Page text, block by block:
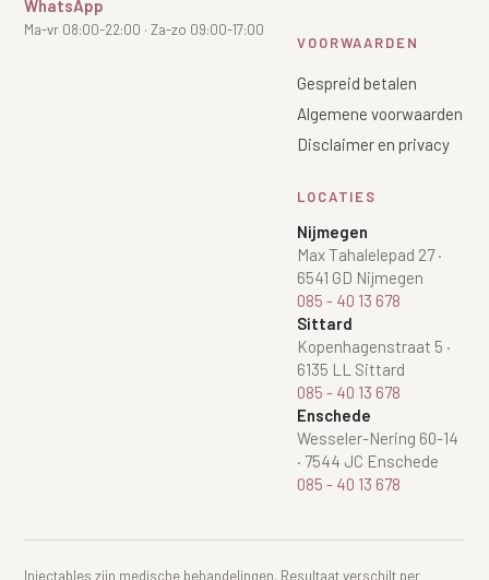
WhatsApp
Ma-vr 08:00-22:00 · Za-zo 09:00-17:00
VOORWAARDEN
Gespreid betalen
Algemene voorwaarden
Disclaimer en privacy
LOCATIES
Nijmegen
Max Tahalelepad 27·
6541 GD Nijmegen
085 - 40 13 678
Sittard
Kopenhagenstraat 5 ·
6135 LL Sittard
085 - 40 13 678
Enschede
Wesseler-Nering 60-14
· 7544 JC Enschede
085 - 40 13 678
Injectables zijn medische behandelingen. Resultaat verschilt per